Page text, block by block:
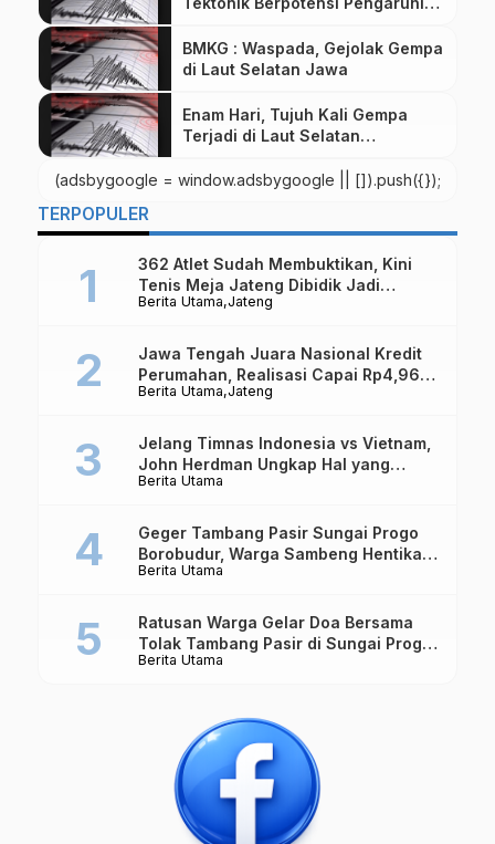
BMKG : Waspada, Gejolak Gempa
di Laut Selatan Jawa
Enam Hari, Tujuh Kali Gempa
Terjadi di Laut Selatan
(adsbygoogle = window.adsbygoogle || []).push({});
TERPOPULER
Berita Utama Jateng
362 Atlet Sudah Membuktikan, Kini
Tenis Meja Jateng Dibidik Jadi
Kekuatan Nasional
Berita Utama Jateng
Jawa Tengah Juara Nasional Kredit
Perumahan, Realisasi Capai Rp4,96
Triliun
Berita Utama
Jelang Timnas Indonesia vs Vietnam,
John Herdman Ungkap Hal yang
Dipertaruhkan
Berita Utama
Geger Tambang Pasir Sungai Progo
Borobudur, Warga Sambeng Hentikan
Alat Berat dan Usir Truk
Berita Utama
Ratusan Warga Gelar Doa Bersama
Tolak Tambang Pasir di Sungai Progo
Borobudur